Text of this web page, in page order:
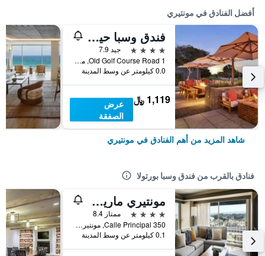
أفضل الفنادق في مونتيري
فندق وسبا حياة ريجينسي مونتيري
4 نجوم
جيد 7.9
1 Old Golf Course Road, مونتيري, CA, الولايات المتحدة الأميريكية
0.0 كيلومتر عن وسط المدينة
1,119 ﷼
عرض
الصفقة
شاهد المزيد من أهم الفنادق في مونتيري
فنادق بالقرب من فندق وسبا بورتولا
مونتيري ماريوت
4 نجوم
ممتاز 8.4
350 Calle Principal, مونتيري, CA, الولايات المتحدة الأميريكية
0.1 كيلومتر عن وسط المدينة